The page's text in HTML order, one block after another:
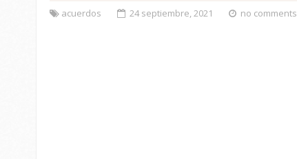
acuerdos 24 septiembre, 2021 no comments